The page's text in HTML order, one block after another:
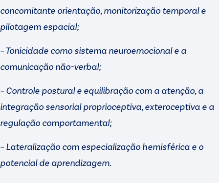
concomitante orientação, monitorização temporal e
pilotagem espacial;
– Tonicidade como sistema neuroemocional e a
comunicação não-verbal;
– Controle postural e equilibração com a atenção, a
integração sensorial proprioceptiva, exteroceptiva e a
regulação comportamental;
– Lateralização com especialização hemisférica e o
potencial de aprendizagem.